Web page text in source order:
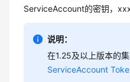
ServiceAccount的密钥，
说明：
在1.25及以上版本的
ServiceAccount